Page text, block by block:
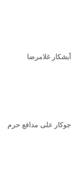
آبشکار غلامرضا
جوکار علی مدافع حرم